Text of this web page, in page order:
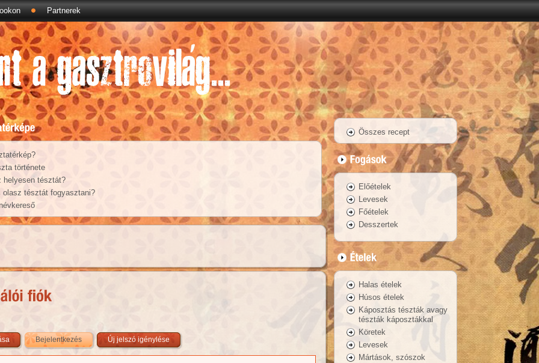
Partnerek
története
helyesen tésztát?
olasz tésztát fogyasztani?
Bejelentkezés(aktív fül)Új jelszó igénylése
Összes recept
Előételek
Levesek
Főételek
Desszertek
Halas ételek
Húsos ételek
Káposztás tészták avagy
tészták káposztákkal
Köretek
Levesek
Mártások, szószok